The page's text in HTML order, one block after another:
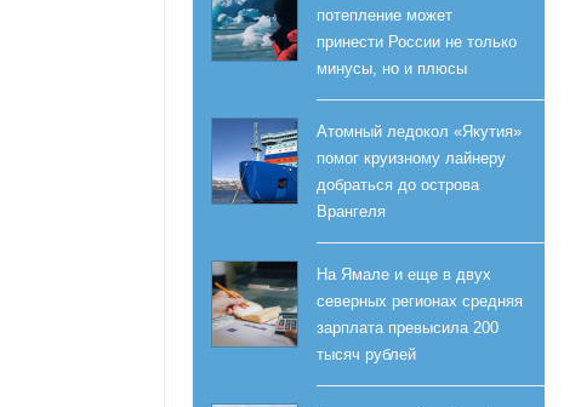
потепление может
принести России не только
минусы, но и плюсы
Атомный ледокол «Якутия»
помог круизному лайнеру
добраться до острова
Врангеля
На Ямале и еще в двух
северных регионах средняя
зарплата превысила 200
тысяч рублей